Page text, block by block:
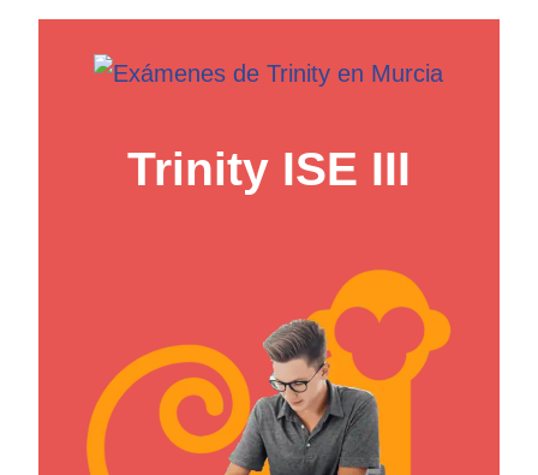
Trinity ISE III